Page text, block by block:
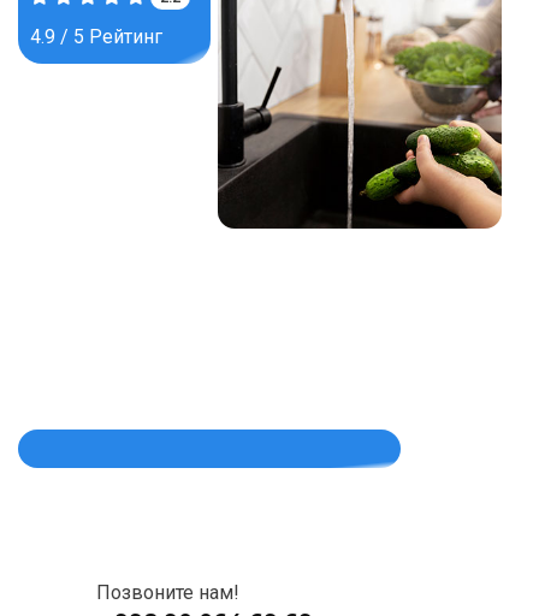
4.9 / 5 Рейтинг
Позвоните нам!